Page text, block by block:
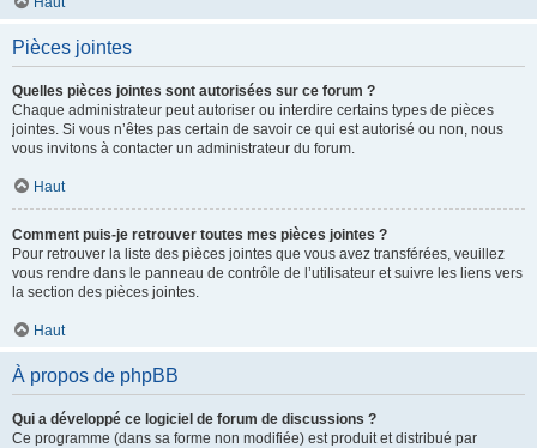
Pièces jointes
Quelles pièces jointes sont autorisées sur ce forum ?
Chaque administrateur peut autoriser ou interdire certains types de pièces
jointes. Si vous n’êtes pas certain de savoir ce qui est autorisé ou non, nous
vous invitons à contacter un administrateur du forum.
Haut
Comment puis-je retrouver toutes mes pièces jointes ?
Pour retrouver la liste des pièces jointes que vous avez transférées, veuillez
vous rendre dans le panneau de contrôle de l’utilisateur et suivre les liens vers
la section des pièces jointes.
Haut
À propos de phpBB
Qui a développé ce logiciel de forum de discussions ?
Ce programme (dans sa forme non modifiée) est produit et distribué par